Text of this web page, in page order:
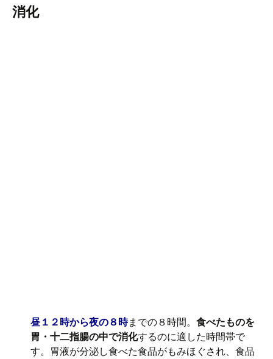
消化
昼１２時から夜の８時までの８時間。 食べたものを
胃・十二指腸の中で消化するのに適した時間帯で
す。胃液が分泌し食べた食品がもみほぐされ、食品